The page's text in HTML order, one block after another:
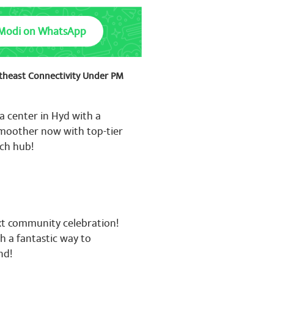
Game of 2023 with 27 gold
to honour those who are
है ।आप का को युगों युगों तक याद
on WhatsApp
Connectivity Under PM
center in Hyd with a
now with top-tier
hub!
community celebration!
a fantastic way to